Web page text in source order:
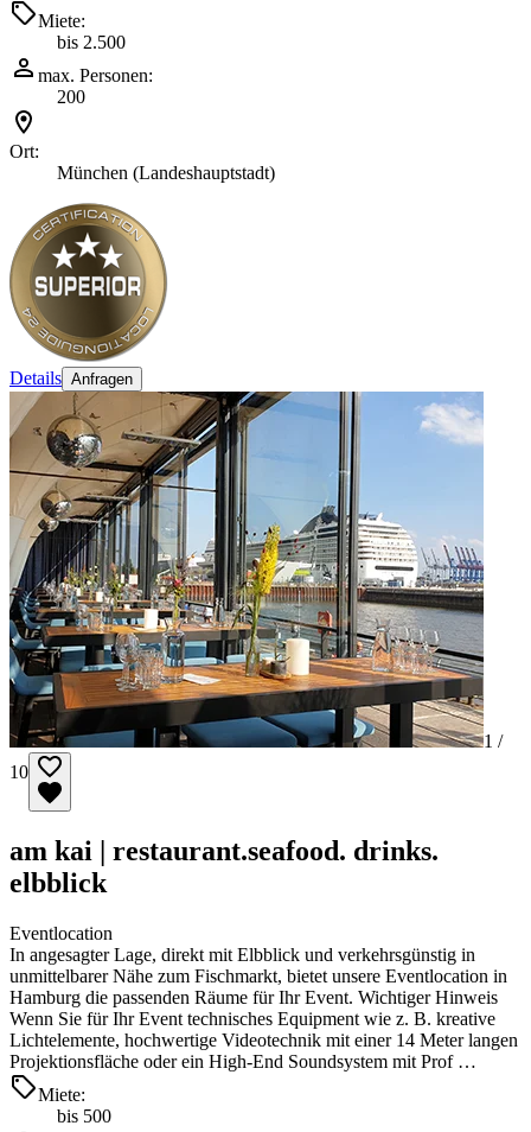
Miete:
bis 2.500
max. Personen:
200
Ort:
München (Landeshauptstadt)
Details Anfragen
1 /
10
am kai | restaurant.seafood. drinks.
elbblick
Eventlocation
In angesagter Lage, direkt mit Elbblick und verkehrsgünstig in
unmittelbarer Nähe zum Fischmarkt, bietet unsere Eventlocation in
Hamburg die passenden Räume für Ihr Event. Wichtiger Hinweis
Wenn Sie für Ihr Event technisches Equipment wie z. B. kreative
Lichtelemente, hochwertige Videotechnik mit einer 14 Meter langen
Projektionsfläche oder ein High-End Soundsystem mit Prof …
Miete:
bis 500